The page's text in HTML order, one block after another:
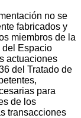
no se
fabricados y
miembros de la
del Espacio
actuaciones
del Tratado de
para
de los
transacciones